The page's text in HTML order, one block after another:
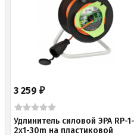
3 259₽
Удлинитель силовой ЭРА RP-
2x1-30m на пластиковой